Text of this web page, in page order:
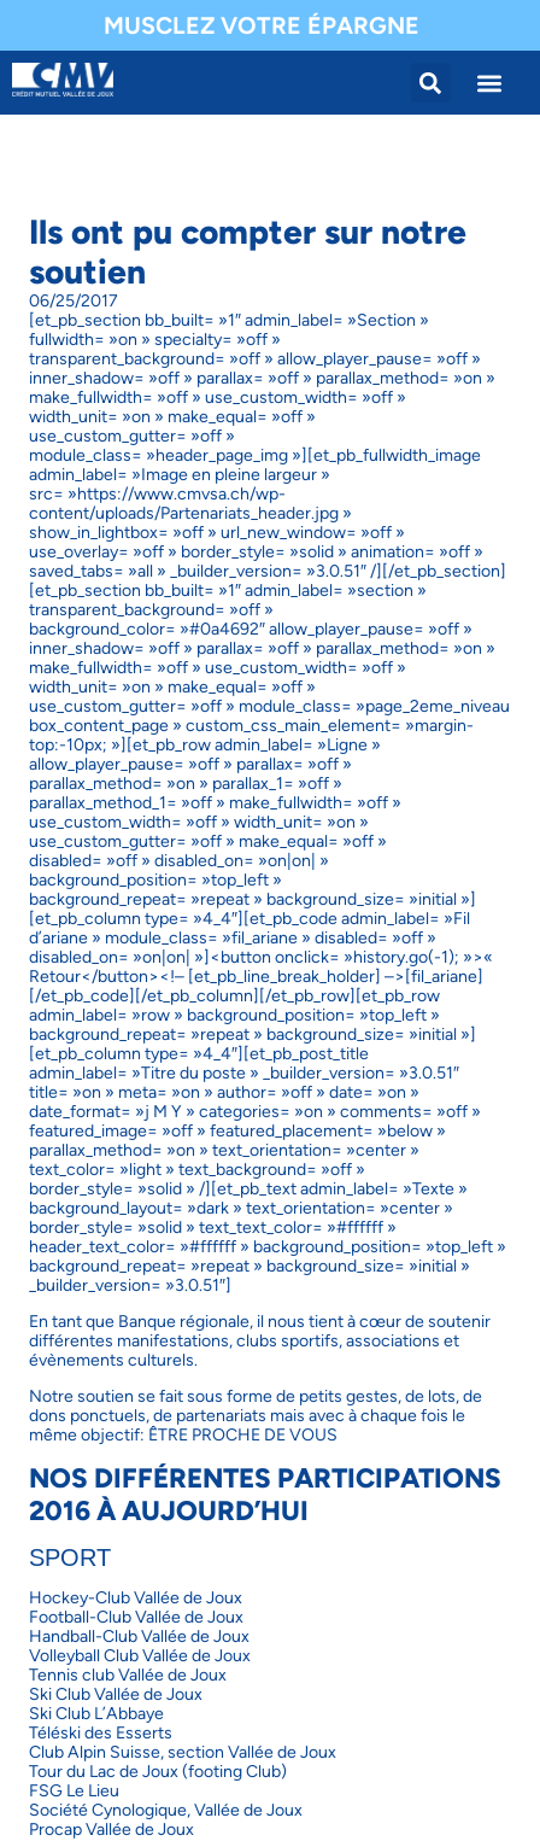
MUSCLEZ VOTRE ÉPARGNE
Ils ont pu compter sur notre
soutien
06/25/2017
[et_pb_section bb_built= »1″ admin_label= »Section »
fullwidth= »on » specialty= »off »
transparent_background= »off » allow_player_pause= »off »
inner_shadow= »off » parallax= »off » parallax_method= »on »
make_fullwidth= »off » use_custom_width= »off »
width_unit= »on » make_equal= »off »
use_custom_gutter= »off »
module_class= »header_page_img »][et_pb_fullwidth_image
admin_label= »Image en pleine largeur »
src= »https://www.cmvsa.ch/wp-
content/uploads/Partenariats_header.jpg »
show_in_lightbox= »off » url_new_window= »off »
use_overlay= »off » border_style= »solid » animation= »off »
saved_tabs= »all » _builder_version= »3.0.51″ /][/et_pb_section]
[et_pb_section bb_built= »1″ admin_label= »section »
transparent_background= »off »
background_color= »#0a4692″ allow_player_pause= »off »
inner_shadow= »off » parallax= »off » parallax_method= »on »
make_fullwidth= »off » use_custom_width= »off »
width_unit= »on » make_equal= »off »
use_custom_gutter= »off » module_class= »page_2eme_niveau
box_content_page » custom_css_main_element= »margin-
top:-10px; »][et_pb_row admin_label= »Ligne »
allow_player_pause= »off » parallax= »off »
parallax_method= »on » parallax_1= »off »
parallax_method_1= »off » make_fullwidth= »off »
use_custom_width= »off » width_unit= »on »
use_custom_gutter= »off » make_equal= »off »
disabled= »off » disabled_on= »on|on| »
background_position= »top_left »
background_repeat= »repeat » background_size= »initial »]
[et_pb_column type= »4_4″][et_pb_code admin_label= »Fil
d’ariane » module_class= »fil_ariane » disabled= »off »
disabled_on= »on|on| »]<button onclick= »history.go(-1); »>«
Retour</button><!– [et_pb_line_break_holder] –>[fil_ariane]
[/et_pb_code][/et_pb_column][/et_pb_row][et_pb_row
admin_label= »row » background_position= »top_left »
background_repeat= »repeat » background_size= »initial »]
[et_pb_column type= »4_4″][et_pb_post_title
admin_label= »Titre du poste » _builder_version= »3.0.51″
title= »on » meta= »on » author= »off » date= »on »
date_format= »j M Y » categories= »on » comments= »off »
featured_image= »off » featured_placement= »below »
parallax_method= »on » text_orientation= »center »
text_color= »light » text_background= »off »
border_style= »solid » /][et_pb_text admin_label= »Texte »
background_layout= »dark » text_orientation= »center »
border_style= »solid » text_text_color= »#ffffff »
header_text_color= »#ffffff » background_position= »top_left »
background_repeat= »repeat » background_size= »initial »
_builder_version= »3.0.51″]
En tant que Banque régionale, il nous tient à cœur de soutenir
différentes manifestations, clubs sportifs, associations et
évènements culturels.
Notre soutien se fait sous forme de petits gestes, de lots, de
dons ponctuels, de partenariats mais avec à chaque fois le
même objectif: ÊTRE PROCHE DE VOUS
NOS DIFFÉRENTES PARTICIPATIONS
2016 À AUJOURD’HUI
SPORT
Hockey-Club Vallée de Joux
Football-Club Vallée de Joux
Handball-Club Vallée de Joux
Volleyball Club Vallée de Joux
Tennis club Vallée de Joux
Ski Club Vallée de Joux
Ski Club L’Abbaye
Téléski des Esserts
Club Alpin Suisse, section Vallée de Joux
Tour du Lac de Joux (footing Club)
FSG Le Lieu
Société Cynologique, Vallée de Joux
Procap Vallée de Joux